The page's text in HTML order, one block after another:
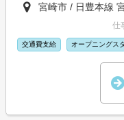
宮崎市 / 日豊本線
仕
交通費支給 オープニングス